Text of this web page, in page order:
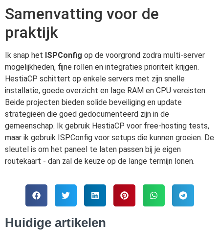
Samenvatting voor de
praktijk
Ik snap het ISPConfig op de voorgrond zodra multi-server
mogelijkheden, fijne rollen en integraties prioriteit krijgen.
HestiaCP schittert op enkele servers met zijn snelle
installatie, goede overzicht en lage RAM en CPU vereisten.
Beide projecten bieden solide beveiliging en update
strategieën die goed gedocumenteerd zijn in de
gemeenschap. Ik gebruik HestiaCP voor free-hosting tests,
maar ik gebruik ISPConfig voor setups die kunnen groeien. De
sleutel is om het paneel te laten passen bij je eigen
routekaart - dan zal de keuze op de lange termijn lonen.
Huidige artikelen